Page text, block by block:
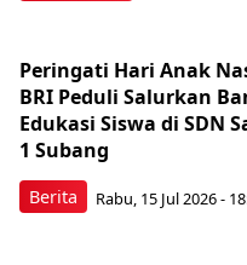
Berita
Peringati Hari Anak
BRI Peduli Salurkan
Edukasi Siswa di SDN
1 Subang
Rabu, 15 Jul 2026 -